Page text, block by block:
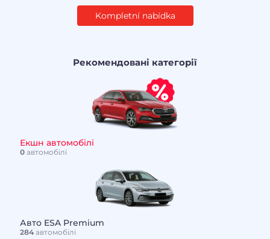
Kompletní nabídka
Рекомендовані категорії
Екшн автомобілі
0автомобілі
Авто ESA Premium
284автомобілі